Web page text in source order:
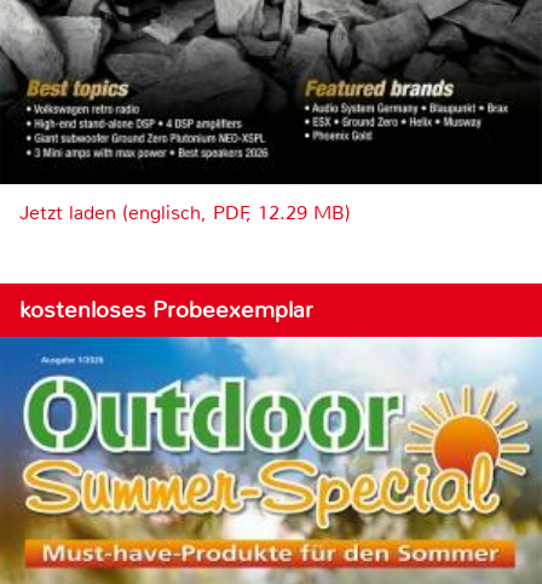
Jetzt laden (englisch, PDF, 12.29 MB)
kostenloses Probeexemplar